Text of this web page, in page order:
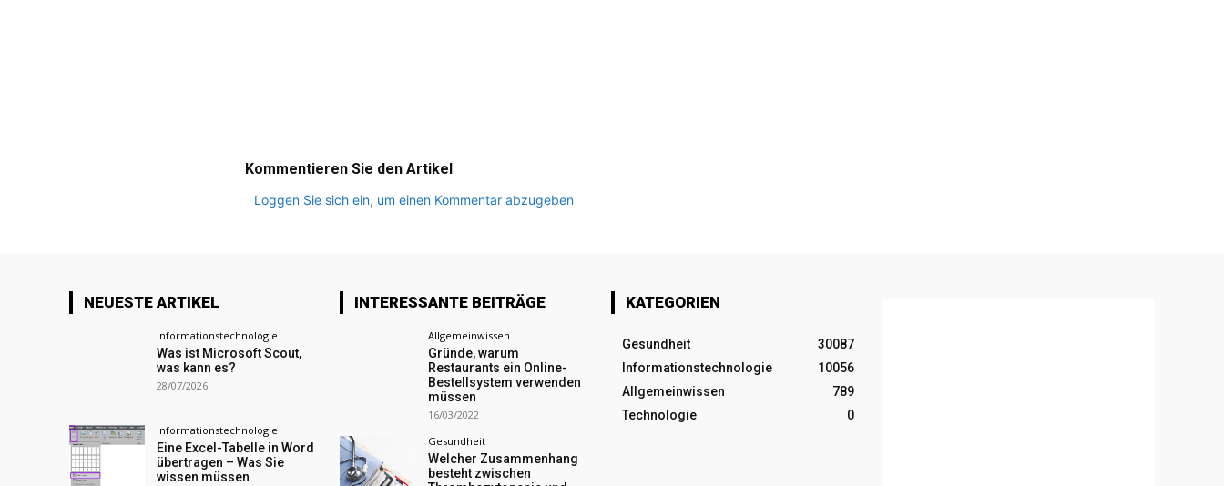
Kommentieren Sie den Artikel
Loggen Sie sich ein, um einen Kommentar abzugeben
NEUESTE ARTIKEL
Informationstechnologie
Was ist Microsoft Scout,
was kann es?
28/07/2026
Informationstechnologie
Eine Excel-Tabelle in Word
übertragen – Was Sie
wissen müssen
INTERESSANTE BEITRÄGE
Allgemeinwissen
Gründe, warum
Restaurants ein Online-
Bestellsystem verwenden
müssen
16/03/2022
Gesundheit
Welcher Zusammenhang
besteht zwischen
KATEGORIEN
Gesundheit
30087
Informationstechnologie
10056
Allgemeinwissen
789
Technologie
0